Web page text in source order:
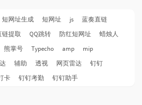
短网址生成 短网址 js
蓝奏直链
链提取 QQ跳转 防红短网址
蜡烛人
熊掌号 Typecho amp
mip
辅助 透视 网页雷达
钉钉
卡 钉钉考勤 钉钉助手